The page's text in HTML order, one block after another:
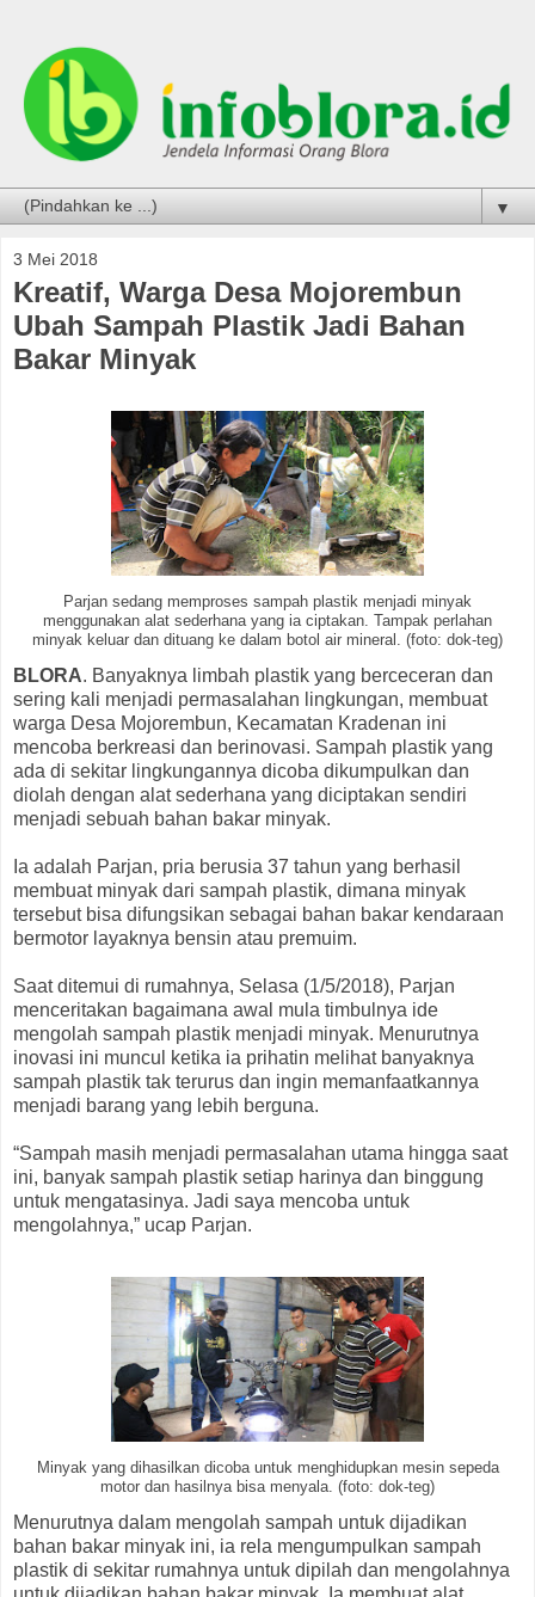
▼
3 Mei 2018
Kreatif, Warga Desa Mojorembun
Ubah Sampah Plastik Jadi Bahan
Bakar Minyak
Parjan sedang memproses sampah plastik menjadi minyak
menggunakan alat sederhana yang ia ciptakan. Tampak perlahan
minyak keluar dan dituang ke dalam botol air mineral. (foto: dok-teg)
BLORA. Banyaknya limbah plastik yang berceceran dan
sering kali menjadi permasalahan lingkungan, membuat
warga Desa Mojorembun, Kecamatan Kradenan ini
mencoba berkreasi dan berinovasi. Sampah plastik yang
ada di sekitar lingkungannya dicoba dikumpulkan dan
diolah dengan alat sederhana yang diciptakan sendiri
menjadi sebuah bahan bakar minyak.
Ia adalah Parjan, pria berusia 37 tahun yang berhasil
membuat minyak dari sampah plastik, dimana minyak
tersebut bisa difungsikan sebagai bahan bakar kendaraan
bermotor layaknya bensin atau premuim.
Saat ditemui di rumahnya, Selasa (1/5/2018), Parjan
menceritakan bagaimana awal mula timbulnya ide
mengolah sampah plastik menjadi minyak. Menurutnya
inovasi ini muncul ketika ia prihatin melihat banyaknya
sampah plastik tak terurus dan ingin memanfaatkannya
menjadi barang yang lebih berguna.
“Sampah masih menjadi permasalahan utama hingga saat
ini, banyak sampah plastik setiap harinya dan binggung
untuk mengatasinya. Jadi saya mencoba untuk
mengolahnya,” ucap Parjan.
Minyak yang dihasilkan dicoba untuk menghidupkan mesin sepeda
motor dan hasilnya bisa menyala. (foto: dok-teg)
Menurutnya dalam mengolah sampah untuk dijadikan
bahan bakar minyak ini, ia rela mengumpulkan sampah
plastik di sekitar rumahnya untuk dipilah dan mengolahnya